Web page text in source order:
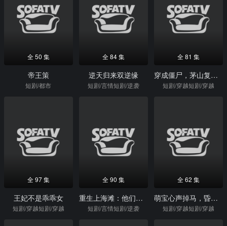
全 50 集
帝王策
短剧/都市
全 84 集
逆天归来双逆缘
短剧/言情短剧/逆袭
全 81 集
穿成僵尸，茅山复兴就靠你了
短剧/穿越短剧/穿越
全 97 集
王妃不是乖乖女
短剧/穿越短剧/穿越
全 90 集
重生上海滩：他们逼我当帮主
短剧/言情短剧/逆袭
全 62 集
萌宝心声掉马，昏君爹地又欺天啦
短剧/穿越短剧/穿越